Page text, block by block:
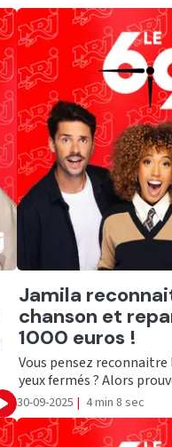
Ecouter
Ecouter
Jamila
chanson et
1000 euros !
Vous pensez reconnaitre
yeux fermés ? Alors
30-09-2025 | 4 min 8 sec